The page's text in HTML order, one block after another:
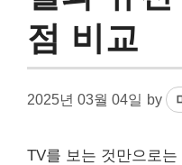
점 비교
2025년 03월 04일 by
TV를 보는 것만으로